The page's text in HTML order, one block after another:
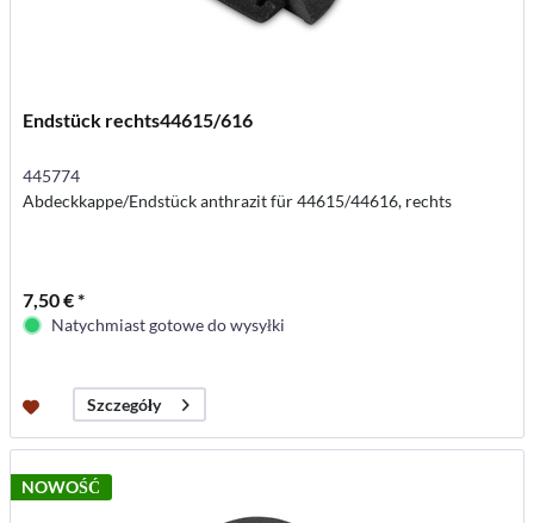
Endstück rechts44615/616
445774
Abdeckkappe/Endstück anthrazit für 44615/44616, rechts
7,50 € *
Natychmiast gotowe do wysyłki
Szczegóły
NOWOŚĆ